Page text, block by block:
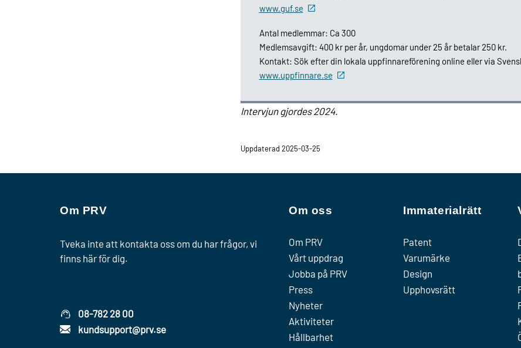
www.guf.se
Antal medlemmar: Ca 300
Medlemsavgift: 400 kr per år, ungdomar under 25 år betalar 250 kr.
Kontakt: Sök efter din lokala uppfinnareförening online eller via
www.uppfinnare.se
Intervjun gjordes 2024.
Uppdaterad 2025-03-25
Om PRV
Tveka inte att kontakta oss om du har frågor, vi
finns här för dig.
08-782 28 00
kundsupport@prv.se
Om oss
Om PRV
Vårt uppdrag
Jobba på PRV
Press
Nyheter
Aktiviteter
Hållbarhet
Immaterialrätt
Patent
Varumärke
Design
Upphovsrätt